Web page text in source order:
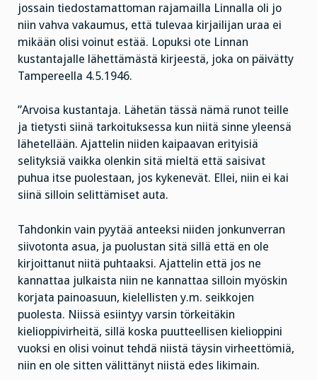
jossain tiedostamattoman rajamailla Linnalla oli jo
niin vahva vakaumus, että tulevaa kirjailijan uraa ei
mikään olisi voinut estää. Lopuksi ote Linnan
kustantajalle lähettämästä kirjeestä, joka on päivätty
Tampereella 4.5.1946.
”Arvoisa kustantaja. Lähetän tässä nämä runot teille
ja tietysti siinä tarkoituksessa kun niitä sinne yleensä
lähetellään. Ajattelin niiden kaipaavan erityisiä
selityksiä vaikka olenkin sitä mieltä että saisivat
puhua itse puolestaan, jos kykenevät. Ellei, niin ei kai
siinä silloin selittämiset auta.
Tahdonkin vain pyytää anteeksi niiden jonkunverran
siivotonta asua, ja puolustan sitä sillä että en ole
kirjoittanut niitä puhtaaksi. Ajattelin että jos ne
kannattaa julkaista niin ne kannattaa silloin myöskin
korjata painoasuun, kielellisten y.m. seikkojen
puolesta. Niissä esiintyy varsin törkeitäkin
kielioppivirheitä, sillä koska puutteellisen kielioppini
vuoksi en olisi voinut tehdä niistä täysin virheettömiä,
niin en ole sitten välittänyt niistä edes likimain.